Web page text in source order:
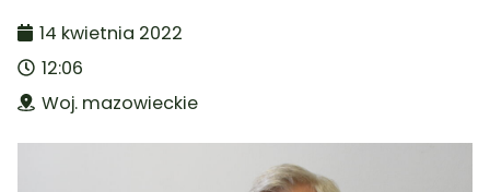
14 kwietnia 2022
12:06
Woj. mazowieckie